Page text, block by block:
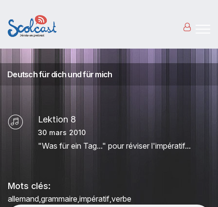
Deutsch für dich und für mich
Lektion 8
30 mars 2010
"Was für ein Tag..." pour réviser l'impératif...
Mots clés:
allemand grammaire impératif verbe